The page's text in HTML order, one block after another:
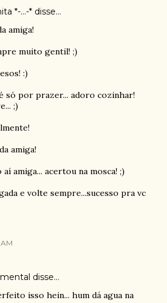
*-...-* disse…
amiga!
muito gentil! ;)
:)
só por prazer... adoro cozinhar!
;)
amiga!
amiga... acertou na mosca! ;)
e volte sempre...sucesso pra vc
disse…
isso hein... hum dá agua na